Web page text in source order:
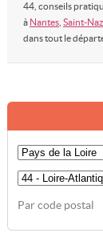
44, conseils
à Nantes, Saint-
dans tout le
Par code postal